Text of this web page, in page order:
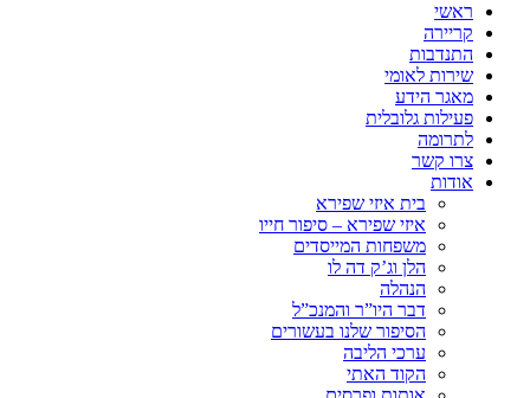
ראשי
קריירה
התנדבות
שירות לאומי
מאגר הידע
פעילות גלובלית
לתרומה
צרו קשר
אודות
בית איזי שפירא
איזי שפירא – סיפור חייו
משפחות המייסדים
הלן וג’ק דה לו
הנהלה
דבר היו”ר והמנכ”ל
הסיפור שלנו בעשורים
ערכי הליבה
הקוד האתי